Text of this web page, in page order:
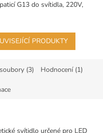
paticí G13 do svítidla, 220V,
PRODUKTY
(3) Hodnocení (1)
svítidlo určené pro LED